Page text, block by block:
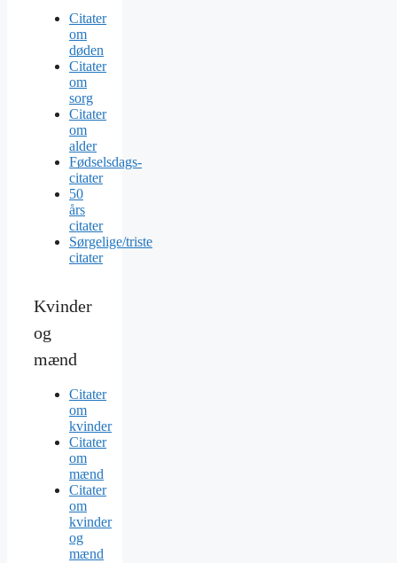
Citater
om
døden
Citater
om
sorg
Citater
om
alder
Fødselsdags-
citater
50
års
citater
Sørgelige/triste
citater
Kvinder
og
mænd
Citater
om
kvinder
Citater
om
mænd
Citater
om
kvinder
og
mænd